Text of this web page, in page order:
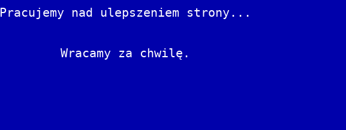
Pracujemy nad ulepszeniem strony...
Wracamy za chwilę.